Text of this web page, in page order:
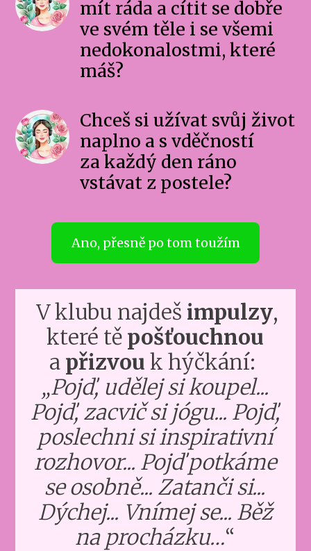
mít ráda a cítit se dobře
ve svém těle i se všemi
nedokonalostmi, které
máš?
Chceš si užívat svůj život
naplno a s vděčností
za každý den ráno
vstávat z postele?
Ano, přesně po tom toužím
V klubu najdeš impulzy,
které tě pošťouchnou
a přizvou k hýčkání:
„Pojď, udělej si koupel...
Pojď, zacvič si jógu... Pojď,
poslechni si inspirativní
rozhovor... Pojď potkáme
se osobně... Zatanči si...
Dýchej... Vnímej se... Běž
na procházku…“